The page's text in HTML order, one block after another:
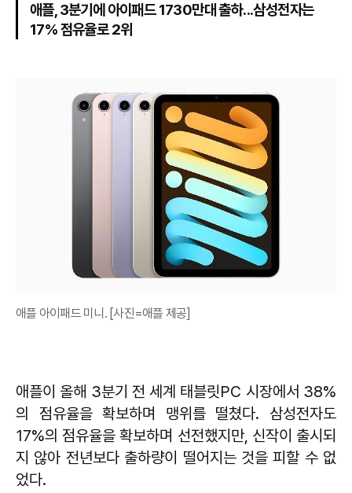
애플, 3분기에 아이패드 1730만대 출하...삼성전자는
17% 점유율로 2위
애플 아이패드 미니. [사진=애플 제공]
애플이 올해 3분기 전 세계 태블릿PC 시장에서 38%
의 점유율을 확보하며 맹위를 떨쳤다. 삼성전자도
17%의 점유율을 확보하며 선전했지만, 신작이 출시되
지 않아 전년보다 출하량이 떨어지는 것을 피할 수 없
었다.